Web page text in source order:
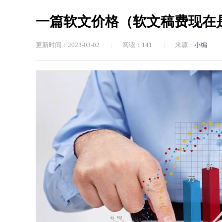
一篇软文价格（软文稿费现在
更新时间：2023-03-02 阅读： 141 来源： 小编